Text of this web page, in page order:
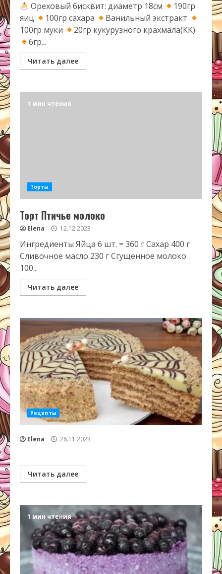
Ореховый бисквит: диаметр 18см
190гр
яиц
100гр сахара
Ванильный экстракт
100гр муки
20гр кукурузного крахмала(КК)
6гр...
Читать далее
1 мин чтения
Торты
Торт Птичье молоко
Elena 12.12.2023
Ингредиенты Яйца 6 шт. = 360 г Сахар 400 г
Сливочное масло 230 г Сгущенное молоко
100...
Читать далее
Рецепты
Elena 26.11.2023
Читать далее
1 мин чтения